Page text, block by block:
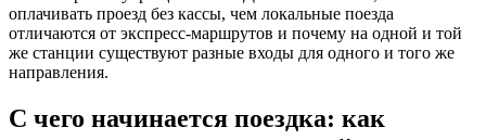
оплачивать проезд без кассы, чем локальные поезда
отличаются от экспресс‑маршрутов и почему на одной и той
же станции существуют разные входы для одного и того же
направления.
С чего начинается поездка: как